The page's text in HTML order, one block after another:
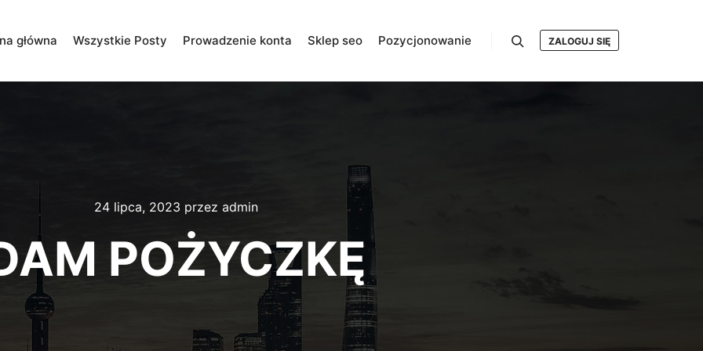
główna Wszystkie Posty Prowadzenie konta Sklep seo Pozycjonowanie ZALOGUJ SIĘ
24 lipca, 2023 przez admin
POŻYCZKĘ